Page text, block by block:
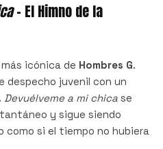
– El Himno de la
icónica de Hombres G.
despecho juvenil con un
Devuélveme a mi chica se
y sigue siendo
como si el tiempo no hubiera